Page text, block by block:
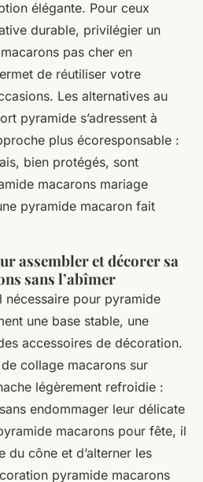
élégante. Pour ceux
durable, privilégier un
pas cher en
de réutiliser votre
Les alternatives au
pyramide s’adressent à
plus écoresponsable :
bien protégés, sont
macarons mariage
pyramide macaron fait
assembler et décorer sa
sans l’abîmer
nécessaire pour pyramide
une base stable, une
accessoires de décoration.
collage macarons sur
légèrement refroidie :
endommager leur délicate
macarons pour fête, il
du cône et d’alterner les
pyramide macarons